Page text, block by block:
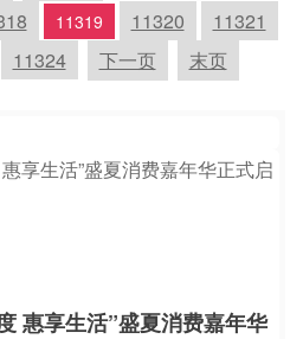
11319 11320
11321
11324 下一页 末页
惠享生活”盛夏消费嘉年华